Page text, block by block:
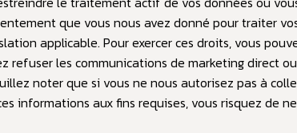
que vous nous avez donné pour traiter
applicable. Pour exercer ces droits, vous
refuser les communications de marketing direct
noter que si vous ne nous autorisez pas à
informations aux fins requises, vous risquez de